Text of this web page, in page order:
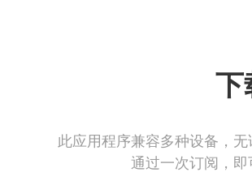
下
此应用程序兼容多种设备，
通过一次订阅，即